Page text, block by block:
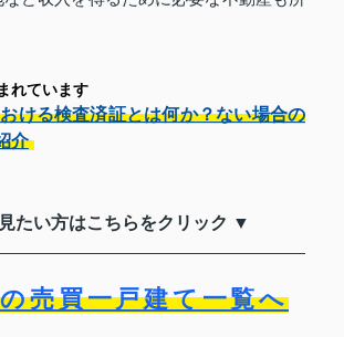
れています
ける検査済証とは何か？ない場合の
介
たい方はこちらをクリック ▼
売買一戸建て一覧へ